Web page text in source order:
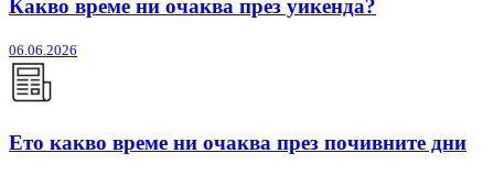
Какво време ни очаква през уикенда?
06.06.2026
Ето какво време ни очаква през почивните дни